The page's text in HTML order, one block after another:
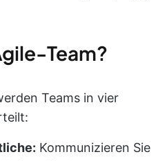
Team?
Teams in vier
Kommunizieren Sie